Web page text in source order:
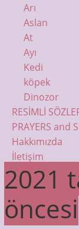
Arı
Aslan
At
Ayı
Kedi
köpek
Dinozor
RESİMLİ
PRAYERS and
Hakkımızda
İletişim
2021
öncesi